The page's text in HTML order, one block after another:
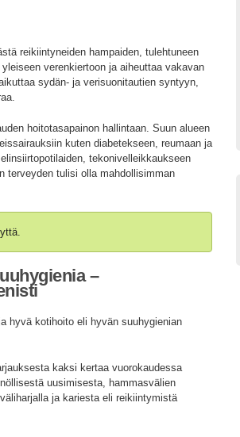
reikiintyneiden hampaiden, tulehtuneen
verenkiertoon ja aiheuttaa vakavan
sydän- ja verisuonitautien syntyyn,
hoitotasapainon hallintaan. Suun alueen
kuten diabetekseen, reumaan ja
tekonivelleikkaukseen
terveyden tulisi olla mahdollisimman
–
hyvä kotihoito eli hyvän suuhygienian
kaksi kertaa vuorokaudessa
uusimisesta, hammasvälien
ja kariesta eli reikiintymistä